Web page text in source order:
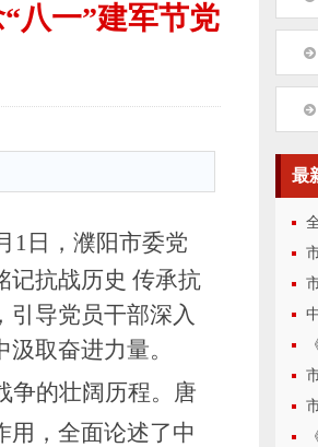
八一”建军节党
1日， 濮阳市委党
记抗战历史 传承抗
引导党员干部深入
取奋进力量。
的壮阔历程。 唐
用，全面论述了中
最